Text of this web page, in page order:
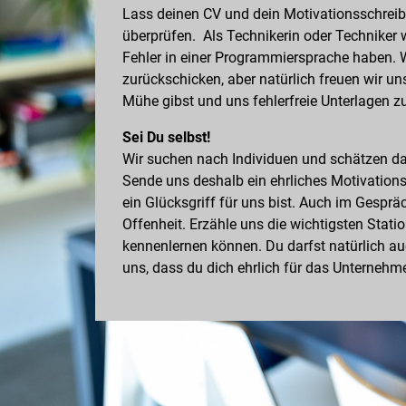
Lass deinen CV und dein
überprüfen. Als Technikerin oder Techniker
Fehler in einer Programmiersprache haben.
zurückschicken, aber natürlich freuen wir
Mühe gibst und uns fehlerfreie Unterlagen
Sei Du selbst!
Wir suchen nach Individuen und schätzen
Sende uns deshalb ein ehrliches
ein Glücksgriff für uns bist. Auch im
Offenheit. Erzähle uns die wichtigsten
kennenlernen können. Du darfst natürlich
uns, dass du dich ehrlich für das